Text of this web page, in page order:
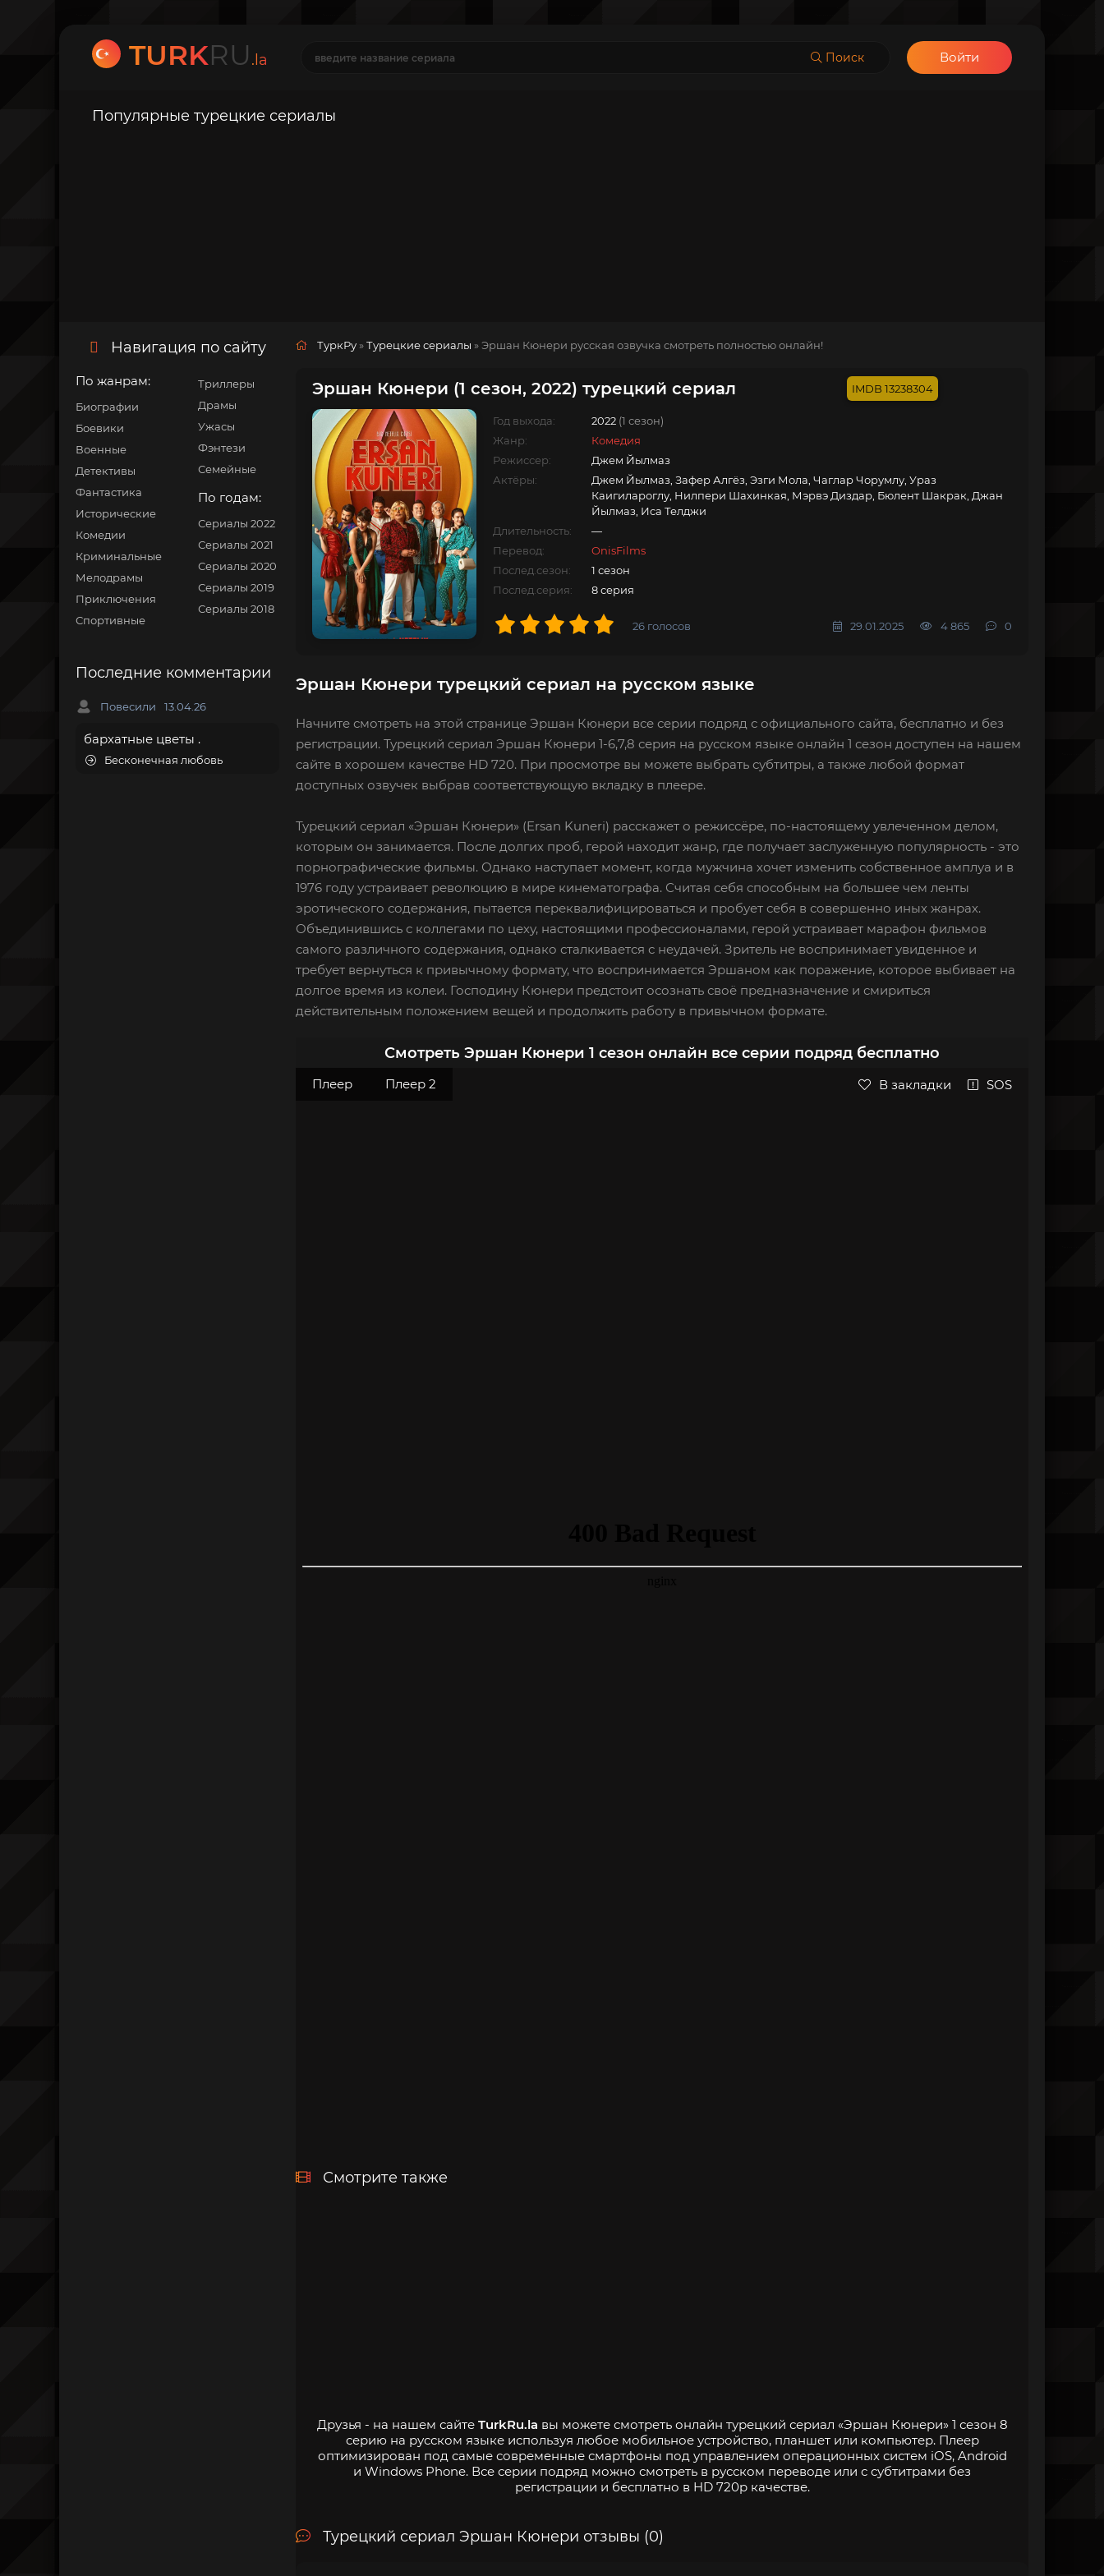
TURKRU .la Поиск Войти
Популярные турецкие сериалы
Навигация по сайту
По жанрам:
Биографии
Боевики
Военные
Детективы
Фантастика
Исторические
Комедии
Криминальные
Мелодрамы
Приключения
Спортивные
Триллеры
Драмы
Ужасы
Фэнтези
Семейные
По годам:
Сериалы 2022
Сериалы 2021
Сериалы 2020
Сериалы 2019
Сериалы 2018
Последние комментарии
Повесили 13.04.26
бархатные цветы .
Бесконечная любовь
ТуркРу »Турецкие сериалы » Эршан Кюнери русская озвучка смотреть полностью онлайн!
Эршан Кюнери (1 сезон, 2022) турецкий сериал 13238304
Год выхода: 2022 (1 сезон)
Жанр:
Комедия
Режиссер:
Джем Йылмаз
Актёры:
Джем Йылмаз, Зафер Алгёз, Эзги Мола, Чаглар Чорумлу, Ураз
Каигилароглу, Нилпери Шахинкая, Мэрвэ Диздар, Бюлент Шакрак, Джан
Йылмаз, Иса Телджи
Длительность:
—
Перевод:
OnisFilms
Послед.сезон:
1 сезон
Послед.серия:
8 серия
26 голосов 29.01.2025 4 865 0
Эршан Кюнери турецкий сериал на русском языке
Начните смотреть на этой странице Эршан Кюнери все серии подряд с официального сайта, бесплатно и без
регистрации. Турецкий сериал Эршан Кюнери 1-6,7,8 серия на русском языке онлайн 1 сезон доступен на нашем
сайте в хорошем качестве HD 720. При просмотре вы можете выбрать субтитры, а также любой формат
доступных озвучек выбрав соответствующую вкладку в плеере.
Турецкий сериал «Эршан Кюнери» (Ersan Kuneri) расскажет о режиссёре, по-настоящему увлеченном делом,
которым он занимается. После долгих проб, герой находит жанр, где получает заслуженную популярность - это
порнографические фильмы. Однако наступает момент, когда мужчина хочет изменить собственное амплуа и в
1976 году устраивает революцию в мире кинематографа. Считая себя способным на большее чем ленты
эротического содержания, пытается переквалифицироваться и пробует себя в совершенно иных жанрах.
Объединившись с коллегами по цеху, настоящими профессионалами, герой устраивает марафон фильмов
самого различного содержания, однако сталкивается с неудачей. Зритель не воспринимает увиденное и
требует вернуться к привычному формату, что воспринимается Эршаном как поражение, которое выбивает на
долгое время из колеи. Господину Кюнери предстоит осознать своё предназначение и смириться
действительным положением вещей и продолжить работу в привычном формате.
Смотреть Эршан Кюнери 1 сезон онлайн все серии подряд бесплатно
Плеер Плеер 2 В закладки SOS
Смотрите также
Друзья - на нашем сайте TurkRu.la вы можете смотреть онлайн турецкий сериал «Эршан Кюнери» 1 сезон 8
серию на русском языке используя любое мобильное устройство, планшет или компьютер. Плеер
оптимизирован под самые современные смартфоны под управлением операционных систем iOS, Android
и Windows Phone. Все серии подряд можно смотреть в русском переводе или с субтитрами без
регистрации и бесплатно в HD 720p качестве.
Турецкий сериал Эршан Кюнери отзывы (0)